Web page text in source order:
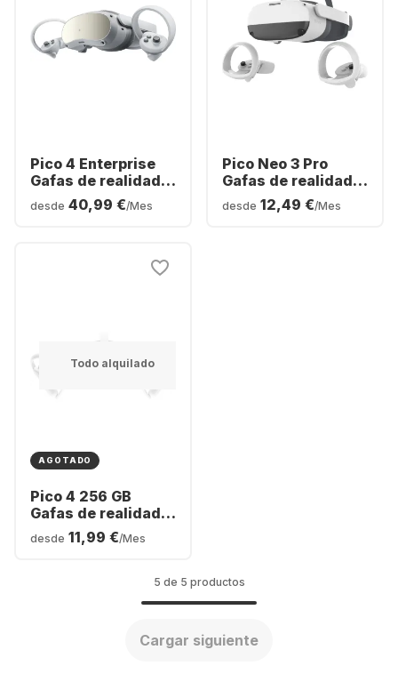
Pico 4 Enterprise
Gafas de realidad
virtual
desde 40,99 €/Mes
Pico Neo 3 Pro
Gafas de realidad
virtual
desde 12,49 €/Mes
Todo alquilado
AGOTADO
Pico 4 256 GB
Gafas de realidad
virtual
desde 11,99 €/Mes
5 de 5 productos
Cargar siguiente